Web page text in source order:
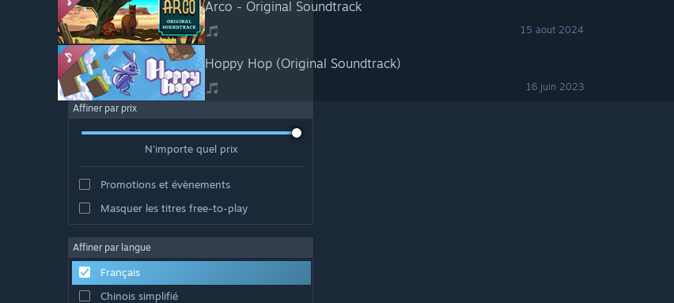
Arco - Original Soundtrack
15 aout 2024
Hoppy Hop (Original Soundtrack)
16 juin 2023
Affiner par prix
N'importe quel prix
Promotions et évènements
Masquer les titres free-to-play
Affiner par langue
Français
Chinois simplifié